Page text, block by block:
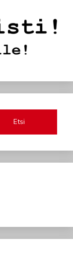
Etsi